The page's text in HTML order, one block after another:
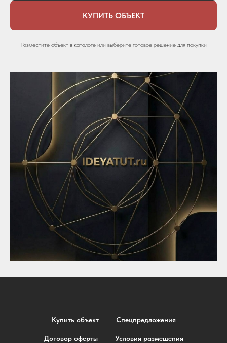
КУПИТЬ ОБЪЕКТ
Разместите объект в каталоге или выберите готовое решение для покупки
Купить объект Спецпредложения
Договор оферты Условия размещения